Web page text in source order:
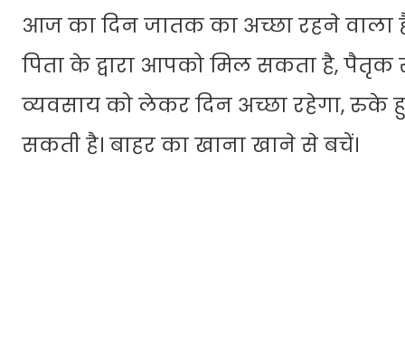
आज का दिन जातक का अच्छा रहने वाला
पिता के द्वारा आपको मिल सकता है, पैतृक
व्यवसाय को लेकर दिन अच्छा रहेगा, रुके
सकती है। बाहर का खाना खाने से बचें।